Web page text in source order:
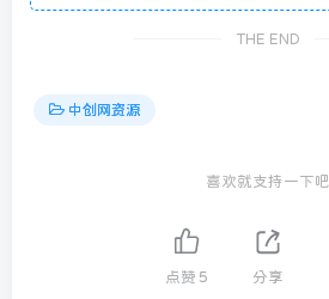
THE END
中创网资源
喜欢就支持一下吧
点赞 5 分享